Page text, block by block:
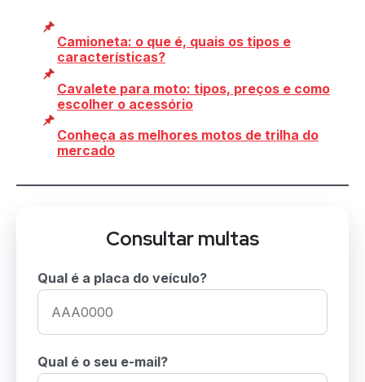
Camioneta: o que é, quais os tipos e
características?
Cavalete para moto: tipos, preços e como
escolher o acessório
Conheça as melhores motos de trilha do
mercado
Consultar multas
Qual é a placa do veículo?
Qual é o seu e-mail?